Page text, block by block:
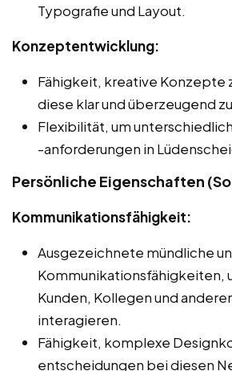
Typografie und Layout.
Konzeptentwicklung:
Fähigkeit, kreative Konzepte
diese klar und überzeugend
Flexibilität, um
-anforderungen in
Persönliche Eigenschaften
Kommunikationsfähigkeit:
Ausgezeichnete mündliche
Kommunikationsfähigkeiten,
Kunden, Kollegen und
interagieren.
Fähigkeit, komplexe
entscheidungen bei diesen